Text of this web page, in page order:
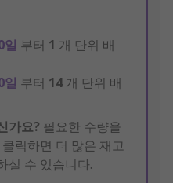
일 부터 1 개 단위 배
일 부터 14개 단위 배
가요? 필요한 수량을
릭하면 더 많은 재고
실 수 있습니다.